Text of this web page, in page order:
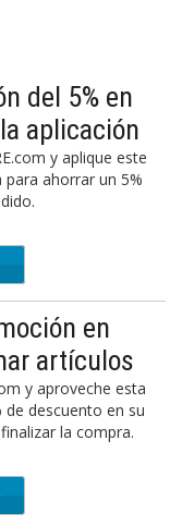
del 5% en
aplicación
y aplique este
ahorrar un 5%
en
artículos
y aproveche esta
descuento en su
la compra.